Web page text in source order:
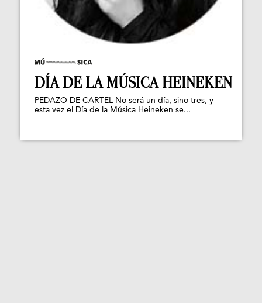
DÍA DE LA MÚSICA HEINEKEN
PEDAZO DE CARTEL No será un día, sino tres, y
esta vez el Día de la Música Heineken se...